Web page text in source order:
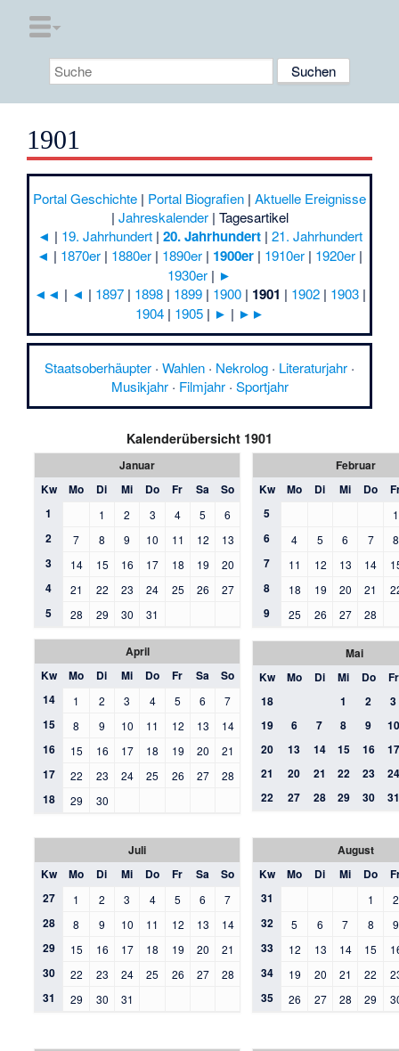
1901
Portal Geschichte | Portal Biografien | Aktuelle Ereignisse
| Jahreskalender| Tagesartikel
◄ | 19. Jahrhundert| 20. Jahrhundert| 21. Jahrhundert
◄ | 1870er | 1880er | 1890er | 1900er | 1910er | 1920er |
1930er | ►
◄◄ | ◄ | 1897| 1898| 1899| 1900| 1901 | 1902| 1903|
1904| 1905| ► | ►►
Staatsoberhäupter · Wahlen · Nekrolog · Literaturjahr ·
Musikjahr· Filmjahr· Sportjahr
Kalenderübersicht 1901
Januar
Kw
Mo Di Mi Do Fr Sa
So
1
1 2 3 4 5 6
2 7 8 9 10 11 12 13
3 14 15 16 17 18 19 20
4 21 22 23 24 25 26 27
5 28 29 30 31
Februar
Kw
Mo Di Mi Do
5
1
6 4 5 6 7 8
7 11 12 13 14
8 18 19 20 21
9 25 26 27 28
April
Kw
Mo Di Mi Do Fr Sa
So
14
1 2 3 4 5 6 7
15 8 9 10 11 12 13 14
16 15 16 17 18 19 20 21
17 22 23 24 25 26 27 28
18 29 30
Mai
Kw
Mo Di Mi Do
Fr
18
1 2
3
19
6 7 8 9
10
20
13 14 15 16
17
21
20 21 22 23
24
22
27 28 29 30 31
Juli
Kw
Mo Di Mi Do Fr Sa
So
27
1 2 3 4 5 6 7
28 8 9 10 11 12 13 14
29 15 16 17 18 19 20 21
30 22 23 24 25 26 27 28
31 29 30 31
August
Kw
Mo Di Mi Do
31
1 2
32 5 6 7 8 9
33 12 13 14 15
34 19 20 21 22
35 26 27 28 29